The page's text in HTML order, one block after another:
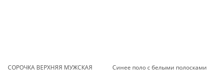
СОРОЧКА ВЕРХНЯЯ МУЖСКАЯ Синее поло с белыми полосками